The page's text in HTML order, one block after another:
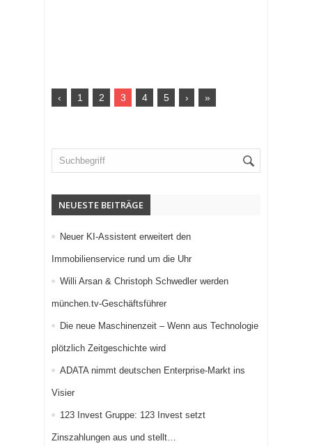
‹ 1 2 3 4 5 › »
NEUESTE BEITRÄGE
Neuer KI-Assistent erweitert den
Immobilienservice rund um die Uhr
Willi Arsan & Christoph Schwedler werden
münchen.tv-Geschäftsführer
Die neue Maschinenzeit – Wenn aus Technologie
plötzlich Zeitgeschichte wird
ADATA nimmt deutschen Enterprise-Markt ins
Visier
123 Invest Gruppe: 123 Invest setzt
Zinszahlungen aus und stellt…